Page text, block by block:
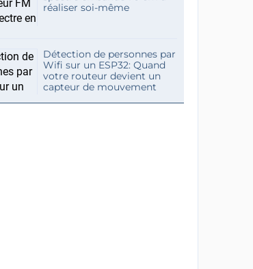
réaliser soi-même
Détection de personnes par
Wifi sur un ESP32: Quand
votre routeur devient un
capteur de mouvement